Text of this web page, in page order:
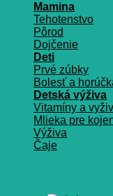
Mamina
Tehotenstvo
Pôrod
Dojčenie
Deti
Prvé zúbky
Bolesť a
Detská výživa
Vitamíny a
Mlieka pre
Výživa
Čaje